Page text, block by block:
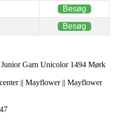
Besøg
Besøg
Garn Unicolor 1494 Mørk
|| Mayflower || Mayflower